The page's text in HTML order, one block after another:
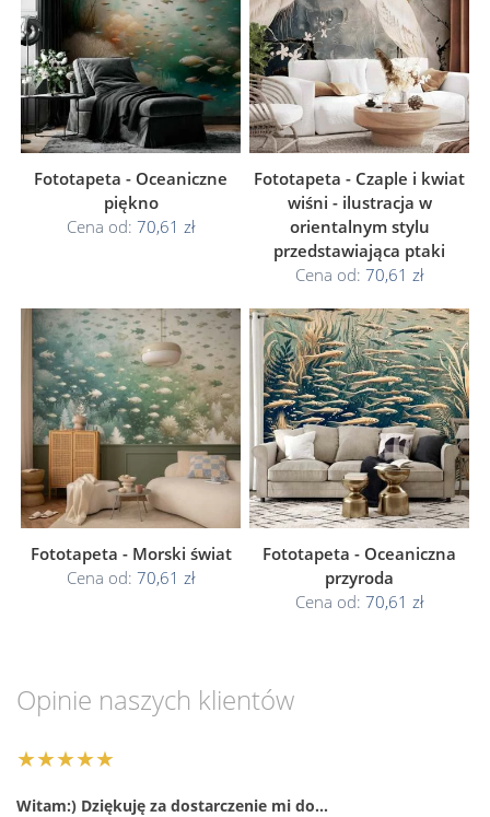
Fototapeta - Oceaniczne
piękno
Cena od: 70,61 zł
Fototapeta - Czaple i kwiat
wiśni - ilustracja w
orientalnym stylu
przedstawiająca ptaki
Cena od: 70,61 zł
Fototapeta - Morski świat
Cena od: 70,61 zł
Fototapeta - Oceaniczna
przyroda
Cena od: 70,61 zł
Opinie naszych klientów
★★★★★
Witam:) Dziękuję za dostarczenie mi do…